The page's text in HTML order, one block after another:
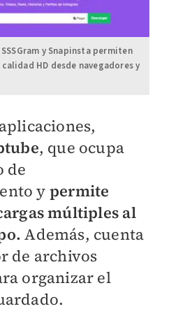
y Snapinsta permiten
HD desde navegadores y
, que ocupa
de
y permite
múltiples al
Además, cuenta
de archivos
organizar el